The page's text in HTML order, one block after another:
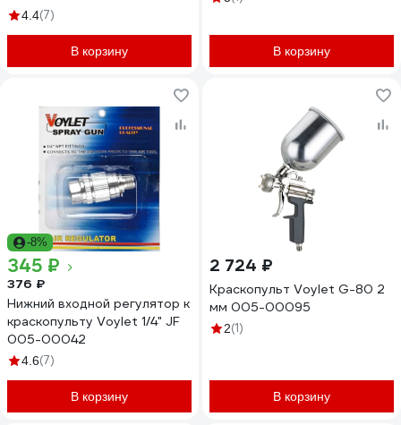
4.4(7)
В корзину В корзину
-8%
345 ₽
376 ₽
Нижний входной регулятор к
краскопульту Voylet 1/4" JF
005-00042
4.6(7)
В корзину
2 724 ₽
Краскопульт Voylet G-80 2
мм 005-00095
2(1)
В корзину